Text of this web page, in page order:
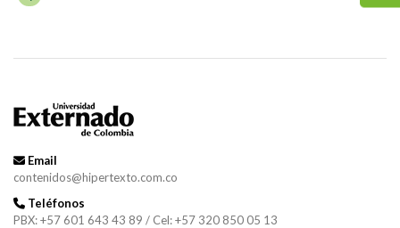
Email
contenidos@hipertexto.com.co
Teléfonos
PBX: +57 601 643 43 89 / Cel: +57 320 850 05 13